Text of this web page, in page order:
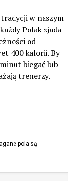
w naszym
Polak zjada
od
400 kalorii. By
biegać lub
trenerzy.
pola są